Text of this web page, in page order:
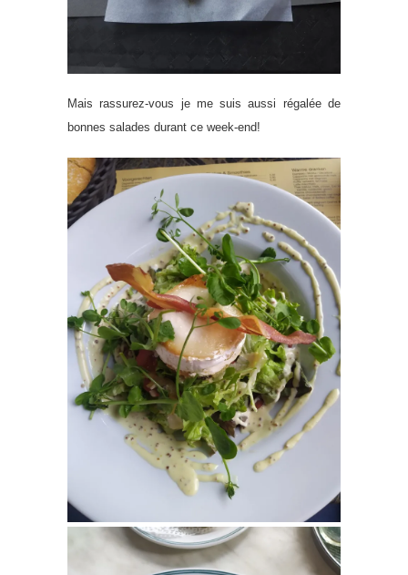
Mais rassurez-vous je me suis aussi régalée de
bonnes salades durant ce week-end!